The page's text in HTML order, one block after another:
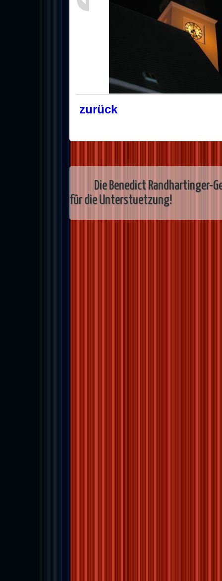
zurück
Die Benedict Randhartinger-
für die Unterstuetzung!